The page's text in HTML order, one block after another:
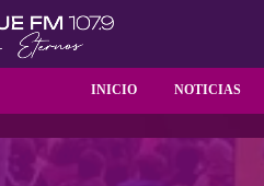
INICIO NOTICIAS